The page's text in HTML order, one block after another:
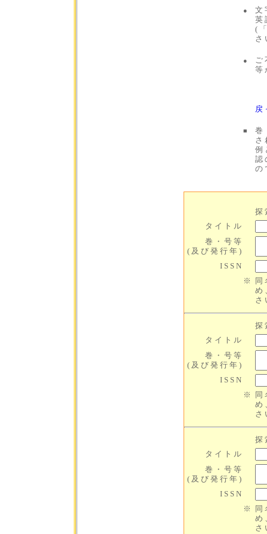
●
文
英
(
さ
●
ご
等
戻
■
巻
さ
例
認
の
探
タイトル
巻・号等
(及び発行年)
ISSN
※
め
さ
探
タイトル
巻・号等
(及び発行年)
ISSN
※
め
さ
探
タイトル
巻・号等
(及び発行年)
ISSN
※
め
さ